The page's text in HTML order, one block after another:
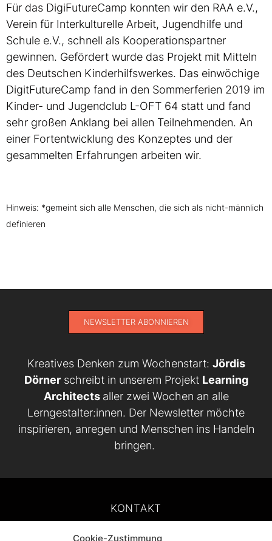
Cookie-Zustimmung
Für das DigiFutureCamp konnten wir den RAA e.V.,
Verein für Interkulturelle Arbeit, Jugendhilfe und
Schule e.V., schnell als Kooperationspartner
gewinnen. Gefördert wurde das Projekt mit Mitteln
des Deutschen Kinderhilfswerkes. Das einwöchige
DigitFutureCamp fand in den Sommerferien 2019 im
Kinder- und Jugendclub L-OFT 64 statt und fand
sehr großen Anklang bei allen Teilnehmenden. An
einer Fortentwicklung des Konzeptes und der
gesammelten Erfahrungen arbeiten wir.
Hinweis: *gemeint sich alle Menschen, die sich als nicht-männlich
definieren
NEWSLETTER ABONNIEREN
Kreatives Denken zum Wochenstart: Jördis
Dörnerschreibt in unserem Projekt Learning
Architects aller zwei Wochen an alle
Lerngestalter:innen. Der Newsletter möchte
inspirieren, anregen und Menschen ins Handeln
bringen.
KONTAKT